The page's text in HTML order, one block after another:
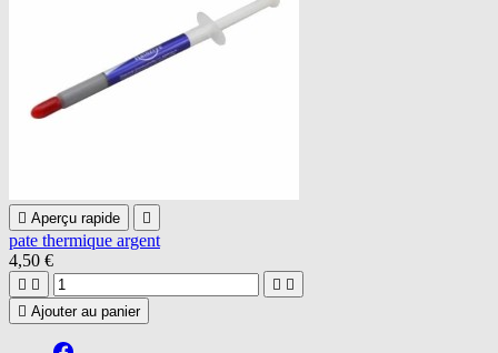
 Aperçu rapide 
pate thermique argent
4,50 €
   
 Ajouter au panier